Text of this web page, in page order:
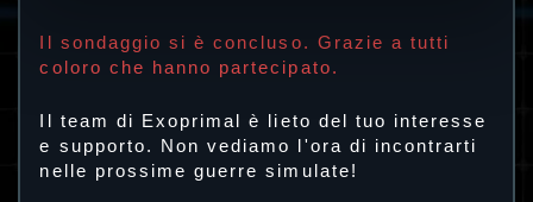
Il sondaggio si è concluso. Grazie a tutti
coloro che hanno partecipato.
Il team di Exoprimal è lieto del tuo interesse
e supporto. Non vediamo l'ora di incontrarti
nelle prossime guerre simulate!